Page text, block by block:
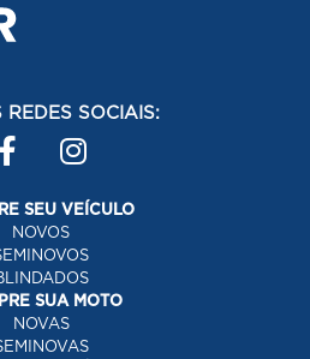
REDES SOCIAIS:
SEU VEÍCULO
NOVOS
SUA MOTO
NOVAS